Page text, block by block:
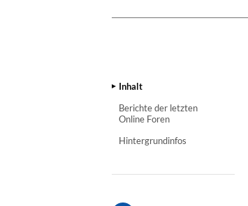
Inhalt
Berichte der letzten
Online Foren
Hintergrundinfos